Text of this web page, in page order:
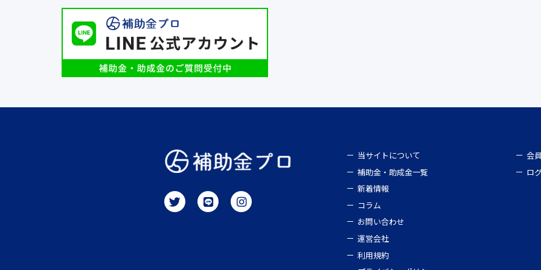
当サイトについて
補助金・助成金一覧
新着情報
コラム
お問い合わせ
運営会社
利用規約
会
ロ